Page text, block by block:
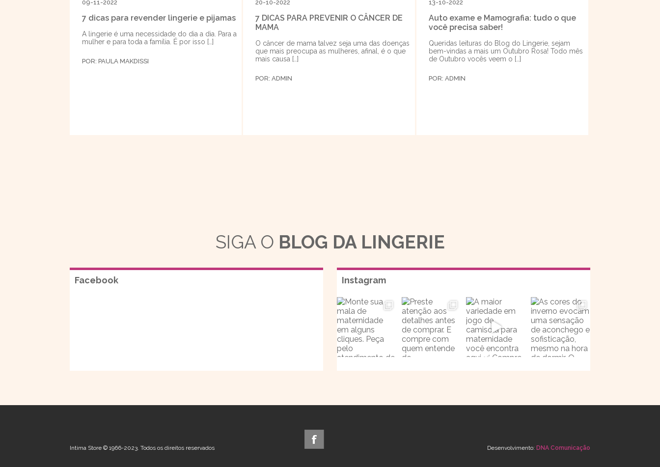
09-11-2022
7 dicas para revender lingerie e pijamas
A lingerie é uma necessidade do dia a dia. Para a
mulher e para toda a família. É por isso […]
POR: PAULA MAKDISSI
20-10-2022
7 DICAS PARA PREVENIR O CÂNCER DE
MAMA
O câncer de mama talvez seja uma das doenças
que mais preocupa as mulheres, afinal, é o que
mais causa […]
POR: ADMIN
13-10-2022
Auto exame e Mamografia: tudo o que
você precisa saber!
Queridas leituras do Blog do Lingerie, sejam
bem-vindas a mais um Outubro Rosa! Todo mês
de Outubro vocês veem o […]
POR: ADMIN
SIGA O BLOG DA LINGERIE
Facebook Instagram
Intima Store © 1966-2023. Todos os direitos reservados Desenvolvimento: DNA Comunicação